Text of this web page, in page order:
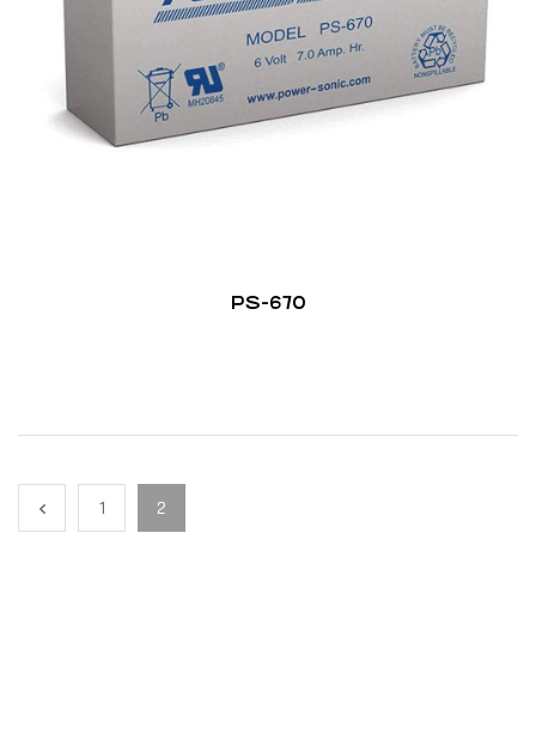
PS-670
1 2